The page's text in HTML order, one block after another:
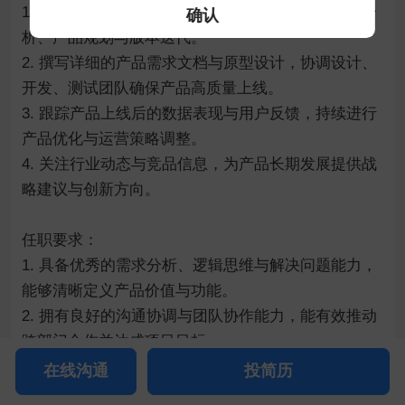
1. 负责产品全生命周期管理，包括市场调研、需求分
析、产品规划与版本迭代。
2. 撰写详细的产品需求文档与原型设计，协调设计、
开发、测试团队确保产品高质量上线。
3. 跟踪产品上线后的数据表现与用户反馈，持续进行
产品优化与运营策略调整。
4. 关注行业动态与竞品信息，为产品长期发展提供战
略建议与创新方向。
任职要求：
1. 具备优秀的需求分析、逻辑思维与解决问题能力，
能够清晰定义产品价值与功能。
2. 拥有良好的沟通协调与团队协作能力，能有效推动
跨部门合作并达成项目目标。
3. 熟练使用Axure、Sketch、MindManager等产品设
计与管理工具。
在线沟通 投简历
确认